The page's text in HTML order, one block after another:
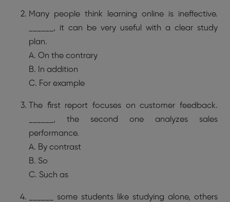
Many people think learning online is ineffective.
______, it can be very useful with a clear study
plan.
A. On the contrary
B. In addition
C. For example
The first report focuses on customer feedback.
______, the second one analyzes sales
performance.
A. By contrast
B. So
C. Such as
______ some students like studying alone, others